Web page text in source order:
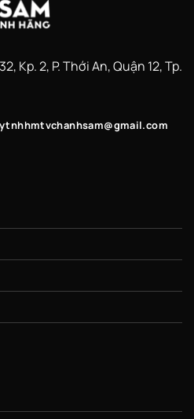
Kp. 2, P. Thới An, Quận 12, Tp.